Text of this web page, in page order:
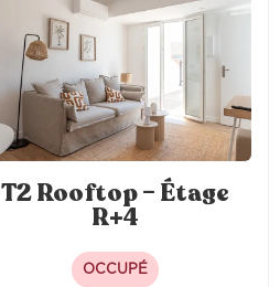
T2 Rooftop – Étage
R+4
OCCUPÉ